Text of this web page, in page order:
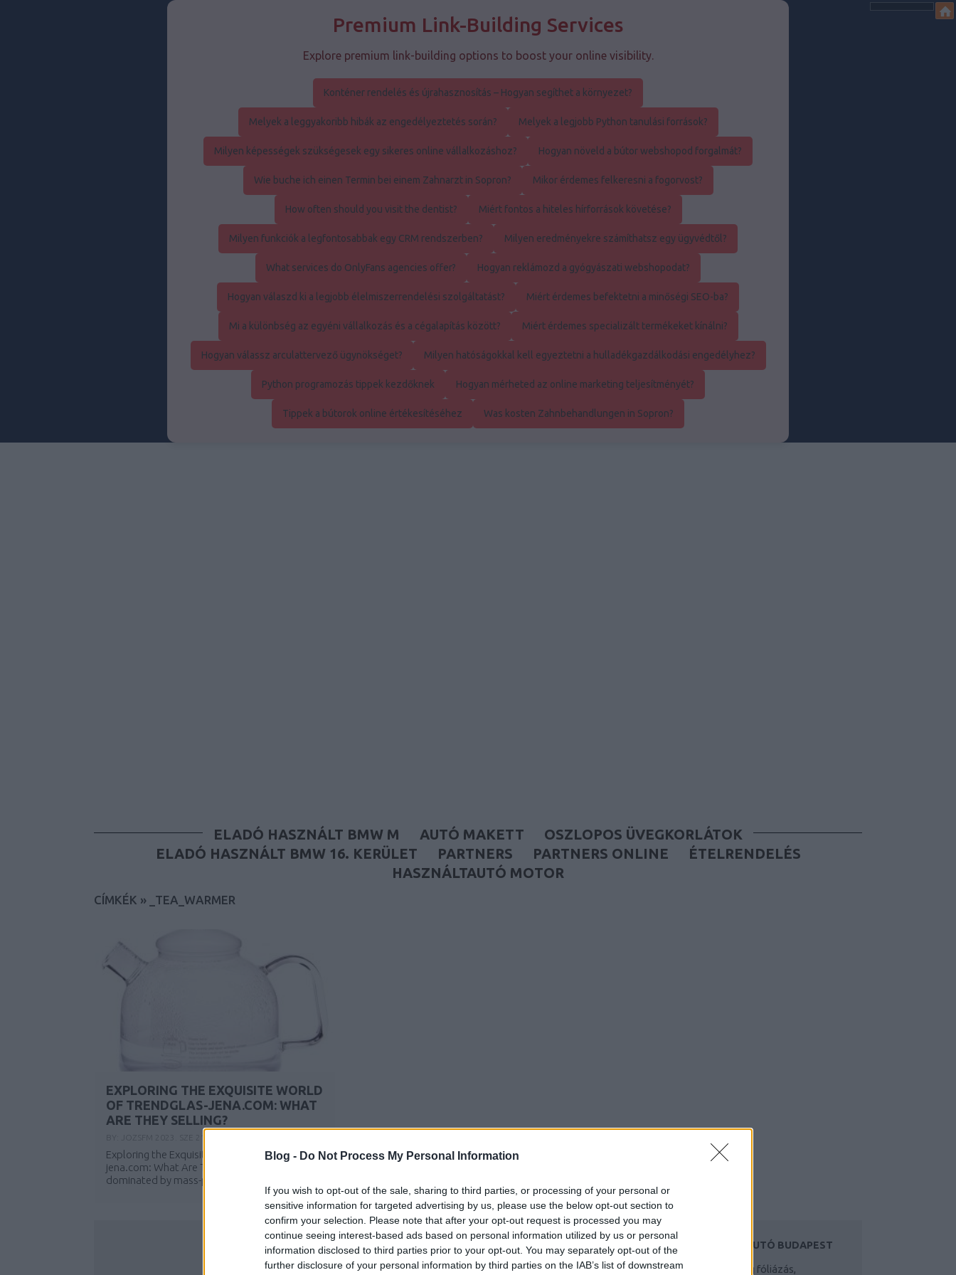
Blog - Do Not Process My Personal Information
If you wish to opt-out of the sale, sharing to third parties, or processing of your personal or
sensitive information for targeted advertising by us, please use the below opt-out section to
confirm your selection. Please note that after your opt-out request is processed you may
continue seeing interest-based ads based on personal information utilized by us or personal
information disclosed to third parties prior to your opt-out. You may separately opt-out of the
further disclosure of your personal information by third parties on the IAB’s list of downstream
Premium Link-Building Services
Explore premium link-building options to boost your online visibility.
Konténer rendelés és újrahasznosítás – Hogyan segíthet a környezet?
Melyek a leggyakoribb hibák az engedélyeztetés során? Melyek a legjobb Python tanulási források?
Milyen képességek szükségesek egy sikeres online vállalkozáshoz? Hogyan növeld a bútor webshopod forgalmát?
Wie buche ich einen Termin bei einem Zahnarzt in Sopron? Mikor érdemes felkeresni a fogorvost?
How often should you visit the dentist? Miért fontos a hiteles hírforrások követése?
Milyen funkciók a legfontosabbak egy CRM rendszerben? Milyen eredményekre számíthatsz egy ügyvédtől?
What services do OnlyFans agencies offer? Hogyan reklámozd a gyógyászati webshopodat?
Hogyan válaszd ki a legjobb élelmiszerrendelési szolgáltatást? Miért érdemes befektetni a minőségi SEO-ba?
Mi a különbség az egyéni vállalkozás és a cégalapítás között? Miért érdemes specializált termékeket kínálni?
Hogyan válassz arculattervező ügynökséget? Milyen hatóságokkal kell egyeztetni a hulladékgazdálkodási engedélyhez?
Python programozás tippek kezdőknek Hogyan mérheted az online marketing teljesítményét?
Tippek a bútorok online értékesítéséhez Was kosten Zahnbehandlungen in Sopron?
ELADÓ HASZNÁLT BMW M AUTÓ MAKETT
OSZLOPOS ÜVEGKORLÁTOK
ELADÓ HASZNÁLT BMW 16. KERÜLET
PARTNERS PARTNERS ONLINE
ÉTELRENDELÉS
HASZNÁLTAUTÓ MOTOR
CÍMKÉK » _TEA_WARMER
EXPLORING THE EXQUISITE WORLD
OF TRENDGLAS-JENA.COM: WHAT
ARE THEY SELLING?
Exploring the Exquisite World of Trendglas-
jena.com: What Are They Selling? In a world
dominated by mass-produced and...
TERMÉSZETGYÓGYÁSZ BUDAPEST 2. ÉS
13. KERÜLET, AUTÓFELSZERELÉS
WEBÁRUHÁZ, JÓGA KEZDŐKNEK
AUTÓFÓLIA, HASZNÁLTAUTÓ BUDAPEST
Profi autófólia és autóüveg fóliázás,